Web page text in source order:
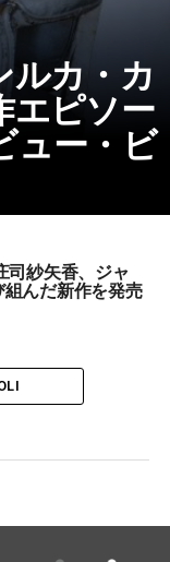
ルカ・カ
エピソー
ュー・ビ
司紗矢香、ジャ
んだ新作を発売